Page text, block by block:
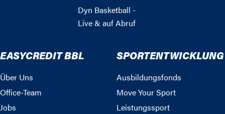
Dyn Basketball -
Live & auf Abruf
EASYCREDIT BBL
Über Uns
Office-Team
Jobs
SPORTENTWICKLUNG
Ausbildungsfonds
Move Your Sport
Leistungssport